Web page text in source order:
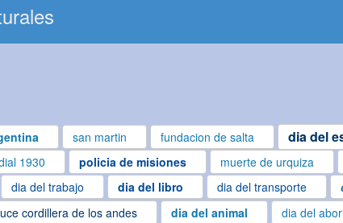
san martin fundacion de salta dia del
1930 policia de misiones muerte de urquiza
dia del trabajo dia del libro dia del transporte
cordillera de los andes dia del animal dia del